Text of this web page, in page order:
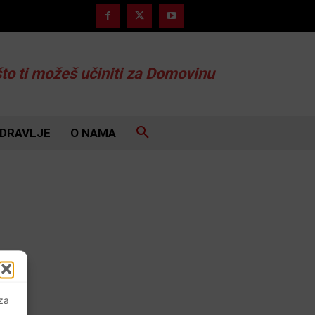
ti možeš učiniti za Domovinu
O NAMA